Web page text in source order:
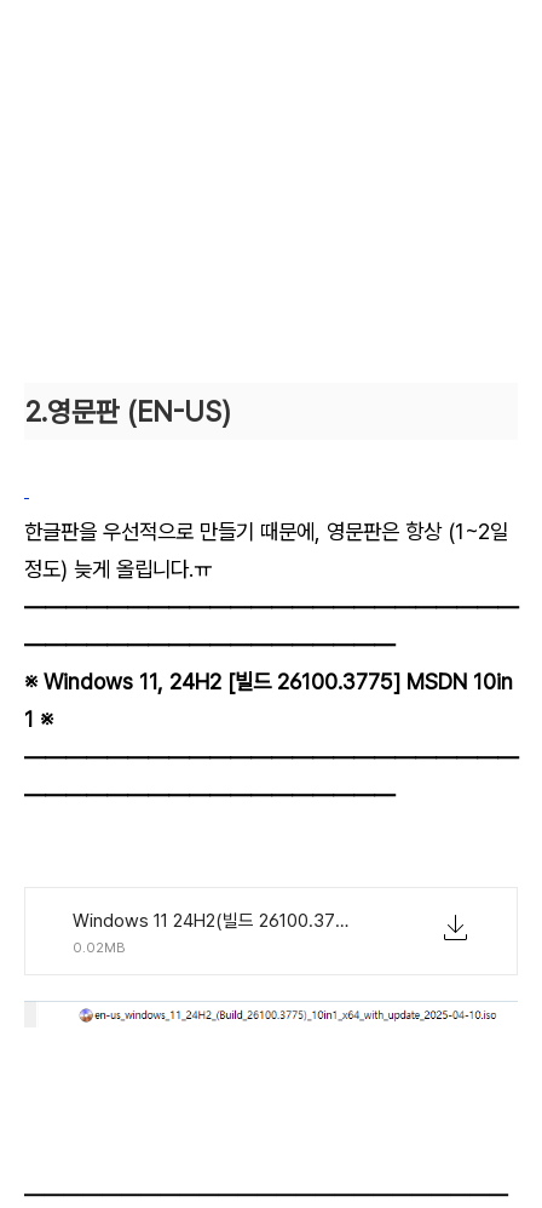
2.영문판 (EN-US)
한글판을 우선적으로 만들기 때문에, 영문판은 항상 (1~2일
정도) 늦게 올립니다.ㅠ
――――――――――――――――――――――――
――――――――――――――――――
※ Windows 11, 24H2 [빌드26100.3775] MSDN 10in
1 ※
――――――――――――――――――――――――
――――――――――――――――――
Windows 11 24H2(빌드 26100.3775) MSDN 통합 버전 10in1 EN-US.torrent
0.02MB
―――――――――――――――――――――――――